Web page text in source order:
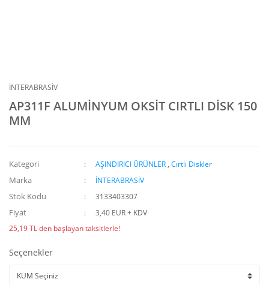
İNTERABRASİV
AP311F ALUMİNYUM OKSİT CIRTLI DİSK 150
MM
Kategori AŞINDIRICI ÜRÜNLER ,Cırtlı Diskler
Marka İNTERABRASİV
Stok Kodu 3133403307
Fiyat
3,40 EUR + KDV
25,19 TL den başlayan taksitlerle!
Seçenekler